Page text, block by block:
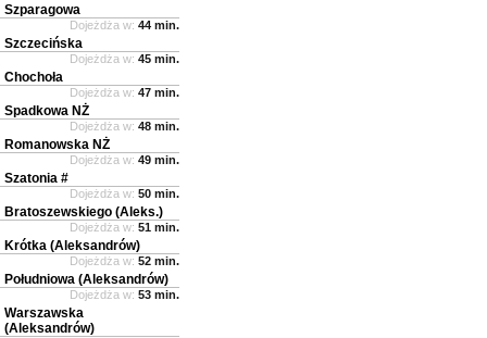
Szparagowa
Dojeżdża w: 44 min.
Szczecińska
Dojeżdża w: 45 min.
Chochoła
Dojeżdża w: 47 min.
Spadkowa NŻ
Dojeżdża w: 48 min.
Romanowska NŻ
Dojeżdża w: 49 min.
Szatonia #
Dojeżdża w: 50 min.
Bratoszewskiego (Aleks.)
Dojeżdża w: 51 min.
Krótka (Aleksandrów)
Dojeżdża w: 52 min.
Południowa (Aleksandrów)
Dojeżdża w: 53 min.
Warszawska
(Aleksandrów)